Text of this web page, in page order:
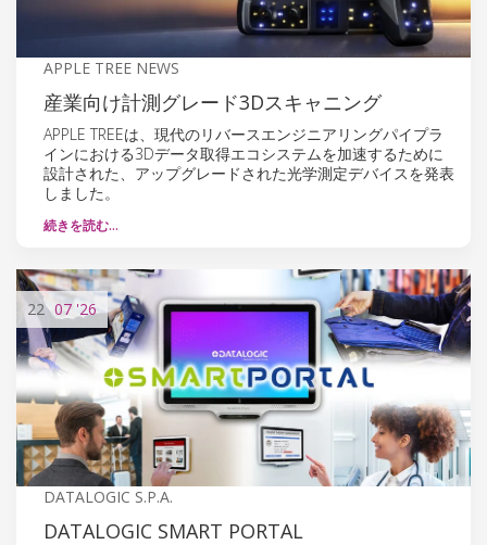
APPLE TREE NEWS
産業向け計測グレード3Dスキャニング
APPLE TREEは、現代のリバースエンジニアリングパイプラ
インにおける3Dデータ取得エコシステムを加速するために
設計された、アップグレードされた光学測定デバイスを発表
しました。
続きを読む…
22 07 '26
DATALOGIC S.P.A.
DATALOGIC SMART PORTAL